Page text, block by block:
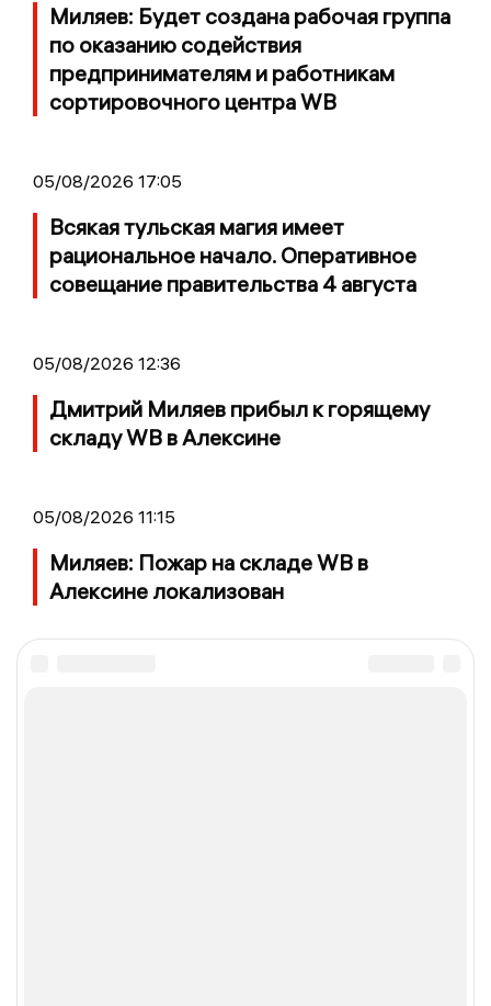
Миляев: Будет создана рабочая группа
по оказанию содействия
предпринимателям и работникам
сортировочного центра WB
05/08/2026 17:05
Всякая тульская магия имеет
рациональное начало. Оперативное
совещание правительства 4 августа
05/08/2026 12:36
Дмитрий Миляев прибыл к горящему
складу WB в Алексине
05/08/2026 11:15
Миляев: Пожар на складе WB в
Алексине локализован